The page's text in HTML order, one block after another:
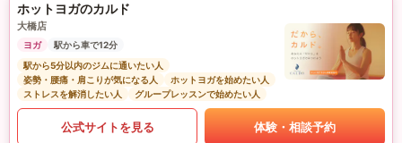
ホットヨガのカルド
大橋店
ヨガ
駅から車で12分
駅から5分以内のジムに通いたい人
姿勢・腰痛・肩こりが気になる人
ホットヨガを始めたい人
ストレスを解消したい人
グループレッスンで始めたい人
公式サイトを見る 体験・相談予約